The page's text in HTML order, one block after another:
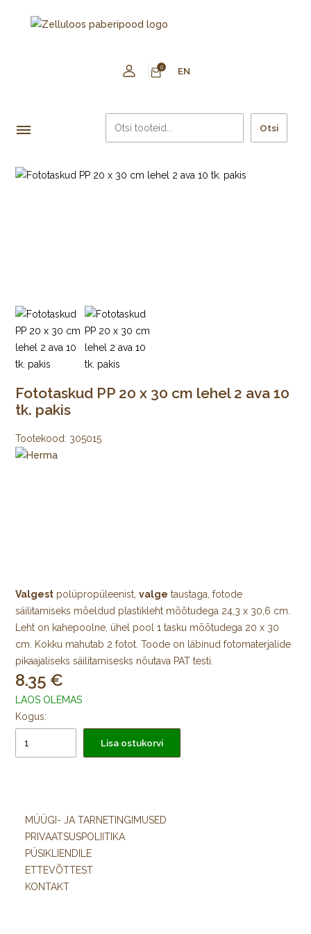
0 EN
Otsi
Fototaskud PP 20 x 30 cm lehel 2 ava 10
tk. pakis
Tootekood: 305015
Valgest polüpropüleenist,valge taustaga, fotode
säilitamiseks mõeldud plastikleht mõõtudega 24,3 x 30,6 cm.
Leht on kahepoolne, ühel pool 1 tasku mõõtudega 20 x 30
cm. Kokku mahutab 2 fotot. Toode on läbinud fotomaterjalide
pikaajaliseks säilitamisesks nõutava PAT testi.
8.35
LAOS OLEMAS
Kogus:
Lisa ostukorvi
MÜÜGI- JA TARNETINGIMUSED
PRIVAATSUSPOLIITIKA
PÜSIKLIENDILE
ETTEVÕTTEST
KONTAKT